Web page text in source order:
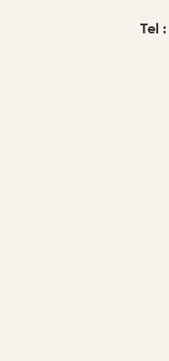
Tel :